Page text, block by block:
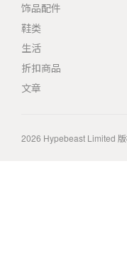
饰品配件
鞋类
生活
折扣商品
文章
2026 Hypebeast Limited